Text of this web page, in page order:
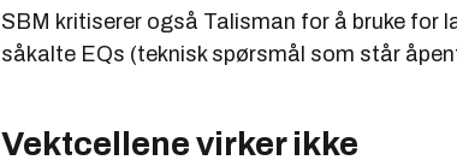
SBM kritiserer også Talisman for å bruke for
såkalte EQs (teknisk spørsmål som står
Vektcellene virker ikke